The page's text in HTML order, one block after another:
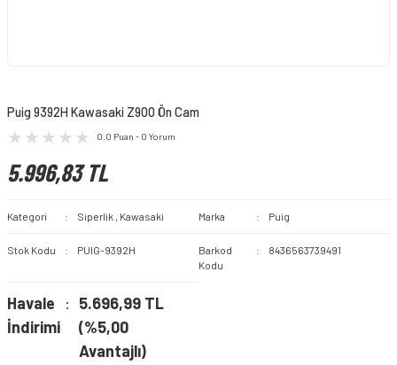
Puig 9392H Kawasaki Z900 Ön Cam
0.0 Puan - 0 Yorum
5.996,83 TL
Kategori Siperlik , Kawasaki Marka Puig
Stok Kodu PUIG-9392H
Barkod
Kodu
8436563739491
Havale
İndirimi
5.696,99 TL
(%5,00
Avantajlı)